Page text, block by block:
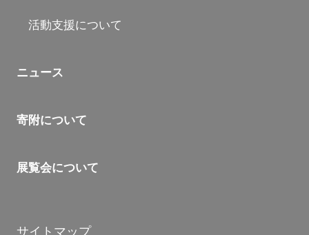
活動支援について
ニュース
寄附について
展覧会について
サイトマップ